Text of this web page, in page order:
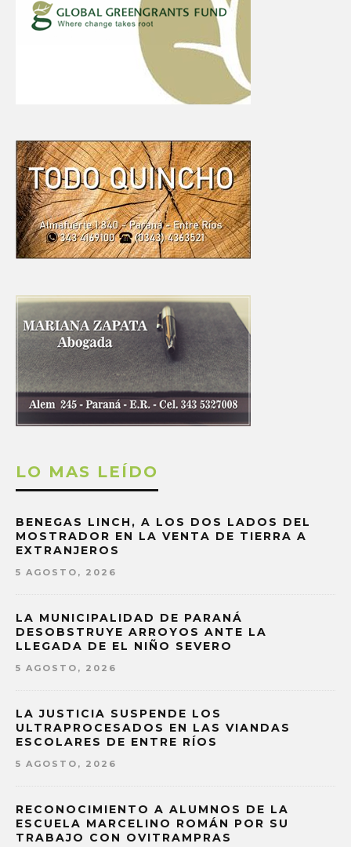
LO MAS LEÍDO
BENEGAS LINCH, A LOS DOS LADOS DEL
MOSTRADOR EN LA VENTA DE TIERRA A
EXTRANJEROS
5 AGOSTO, 2026
LA MUNICIPALIDAD DE PARANÁ
DESOBSTRUYE ARROYOS ANTE LA
LLEGADA DE EL NIÑO SEVERO
5 AGOSTO, 2026
LA JUSTICIA SUSPENDE LOS
ULTRAPROCESADOS EN LAS VIANDAS
ESCOLARES DE ENTRE RÍOS
5 AGOSTO, 2026
RECONOCIMIENTO A ALUMNOS DE LA
ESCUELA MARCELINO ROMÁN POR SU
TRABAJO CON OVITRAMPRAS